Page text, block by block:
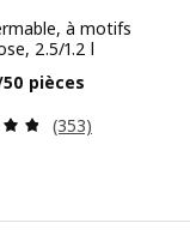
Nombre total de
à motifs
2.5/1.2 l
pièces
4,99€/50
Révision: 4.8
(353)